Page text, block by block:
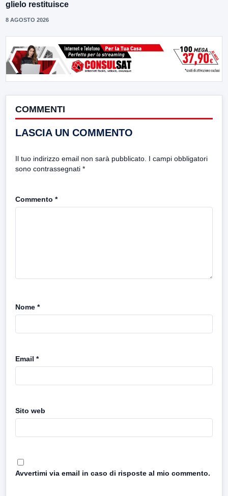
glielo restituisce
8 AGOSTO 2026
COMMENTI
LASCIA UN COMMENTO
Il tuo indirizzo email non sarà pubblicato. I campi obbligatori
sono contrassegnati *
Commento *
Nome *
Email *
Sito web
Avvertimi via email in caso di risposte al mio commento.